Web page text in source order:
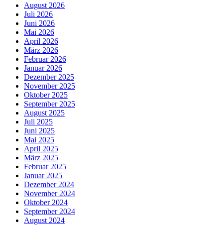
August 2026
Juli 2026
Juni 2026
Mai 2026
April 2026
März 2026
Februar 2026
Januar 2026
Dezember 2025
November 2025
Oktober 2025
September 2025
August 2025
Juli 2025
Juni 2025
Mai 2025
April 2025
März 2025
Februar 2025
Januar 2025
Dezember 2024
November 2024
Oktober 2024
September 2024
August 2024